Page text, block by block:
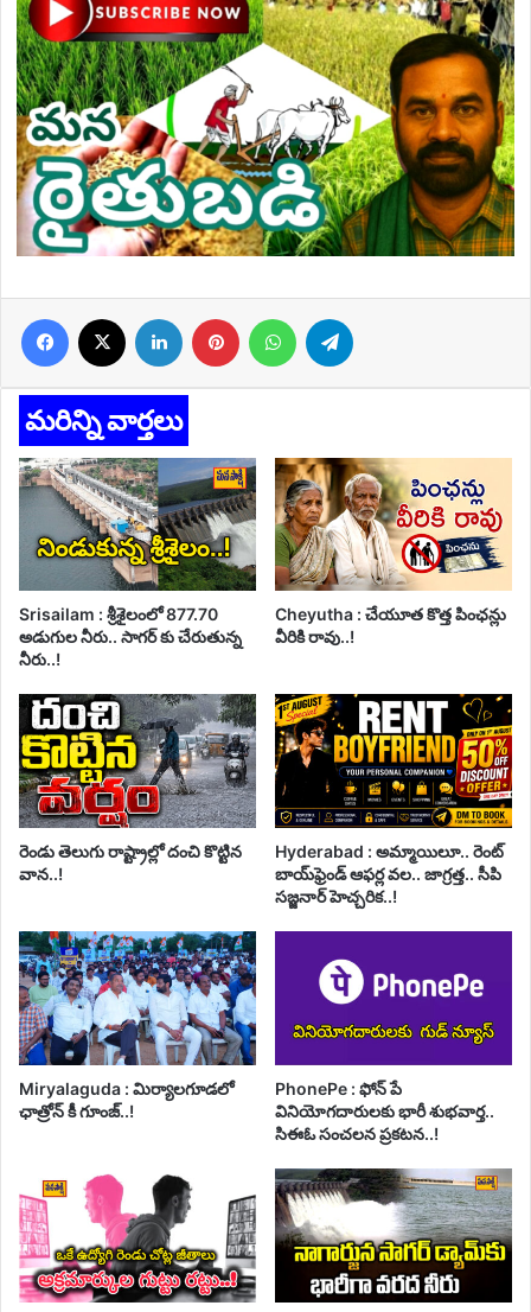
Facebook LinkedIn Pinterest WhatsApp
మరిన్ని వార్తలు
Srisailam : శ్రీశైలంలో 877.70
అడుగుల నీరు.. సాగర్ కు చేరుతున్న
నీరు..!
Cheyutha : చేయూత కొత్త పింఛన్లు
వీరికి రావు..!
రెండు తెలుగు రాష్ట్రాల్లో దంచి కొట్టిన
వాన..!
Hyderabad : అమ్మాయిలూ.. రెంట్
బాయ్‌ఫ్రెండ్ ఆఫర్ల వల.. జాగ్రత్త.. సీపి
సజ్జనార్ హెచ్చరిక..!
Miryalaguda : మిర్యాలగూడలో
ఛాత్రోన్ కీ గూంజ్..!
PhonePe : ఫోన్ పే
వినియోగదారులకు భారీ శుభవార్త..
సిఈఓ సంచలన ప్రకటన..!